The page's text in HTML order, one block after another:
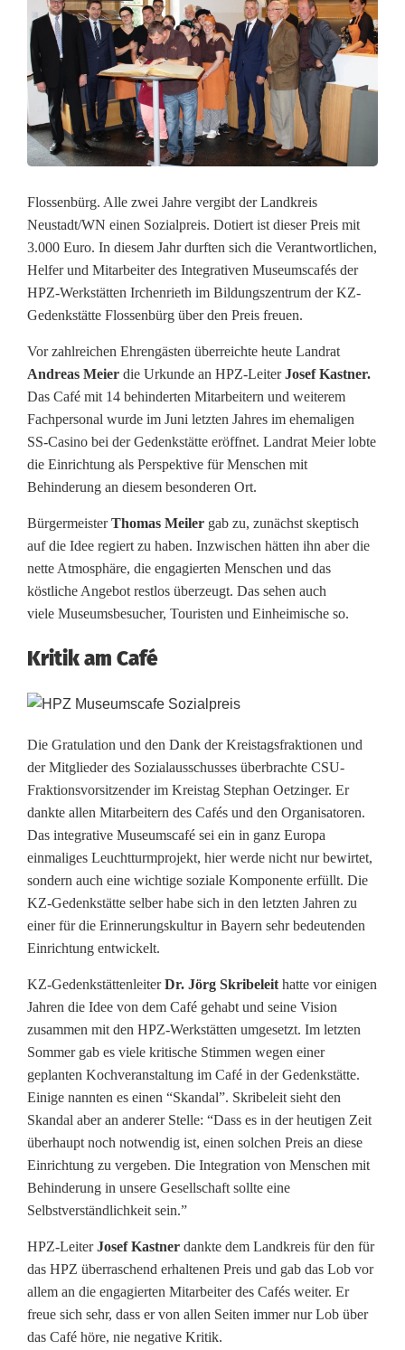
n
t
g
r
a
t
i
v
e
s
M
u
s
e
u
m
s
c
é
:
S
o
z
i
a
l
p
r
e
i
s
f
ü
r
L
e
Flossenbürg. Alle zwei Jahre vergibt der Landkreis
Neustadt/WN einen Sozialpreis. Dotiert ist dieser Preis mit
3.000 Euro. In diesem Jahr durften sich die Verantwortlichen,
Helfer und Mitarbeiter des Integrativen Museumscafés der
HPZ-Werkstätten Irchenrieth im Bildungszentrum der KZ-
Gedenkstätte Flossenbürg über den Preis freuen.
Vor zahlreichen Ehrengästen überreichte heute Landrat
Andreas Meier die Urkunde an HPZ-LeiterJosef Kastner.
Das Café mit 14 behinderten Mitarbeitern und weiterem
Fachpersonal wurde im Juni letzten Jahres im ehemaligen
SS-Casino bei der Gedenkstätte eröffnet. Landrat Meier lobte
die Einrichtung als Perspektive für Menschen mit
Behinderung an diesem besonderen Ort.
BürgermeisterThomas Meiler gab zu, zunächst skeptisch
auf die Idee regiert zu haben. Inzwischen hätten ihn aber die
nette Atmosphäre, die engagierten Menschen und das
köstliche Angebot restlos überzeugt. Das sehen auch
viele Museumsbesucher, Touristen und Einheimische so.
Kritik am Café
Die Gratulation und den Dank der Kreistagsfraktionen und
der Mitglieder des Sozialausschusses überbrachte CSU-
Fraktionsvorsitzender im Kreistag Stephan Oetzinger. Er
dankte allen Mitarbeitern des Cafés und den Organisatoren.
Das integrative Museumscafé sei ein in ganz Europa
einmaliges Leuchtturmprojekt, hier werde nicht nur bewirtet,
sondern auch eine wichtige soziale Komponente erfüllt. Die
KZ-Gedenkstätte selber habe sich in den letzten Jahren zu
einer für die Erinnerungskultur in Bayern sehr bedeutenden
Einrichtung entwickelt.
KZ-GedenkstättenleiterDr. Jörg Skribeleit hatte vor einigen
Jahren die Idee von dem Café gehabt und seine Vision
zusammen mit den HPZ-Werkstätten umgesetzt. Im letzten
Sommer gab es viele kritische Stimmen wegen einer
geplanten Kochveranstaltung im Café in der Gedenkstätte.
Einige nannten es einen “Skandal”. Skribeleit sieht den
Skandal aber an anderer Stelle: “Dass es in der heutigen Zeit
überhaupt noch notwendig ist, einen solchen Preis an diese
Einrichtung zu vergeben. Die Integration von Menschen mit
Behinderung in unsere Gesellschaft sollte eine
Selbstverständlichkeit sein.”
HPZ-LeiterJosef Kastner dankte dem Landkreis für den für
das HPZ überraschend erhaltenen Preis und gab das Lob vor
allem an die engagierten Mitarbeiter des Cafés weiter. Er
freue sich sehr, dass er von allen Seiten immer nur Lob über
das Café höre, nie negative Kritik.